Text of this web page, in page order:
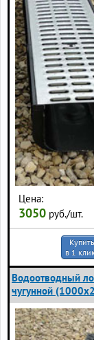
Цена:
3050 руб./шт.
Купить
в 1
Водоотводный
чугунной